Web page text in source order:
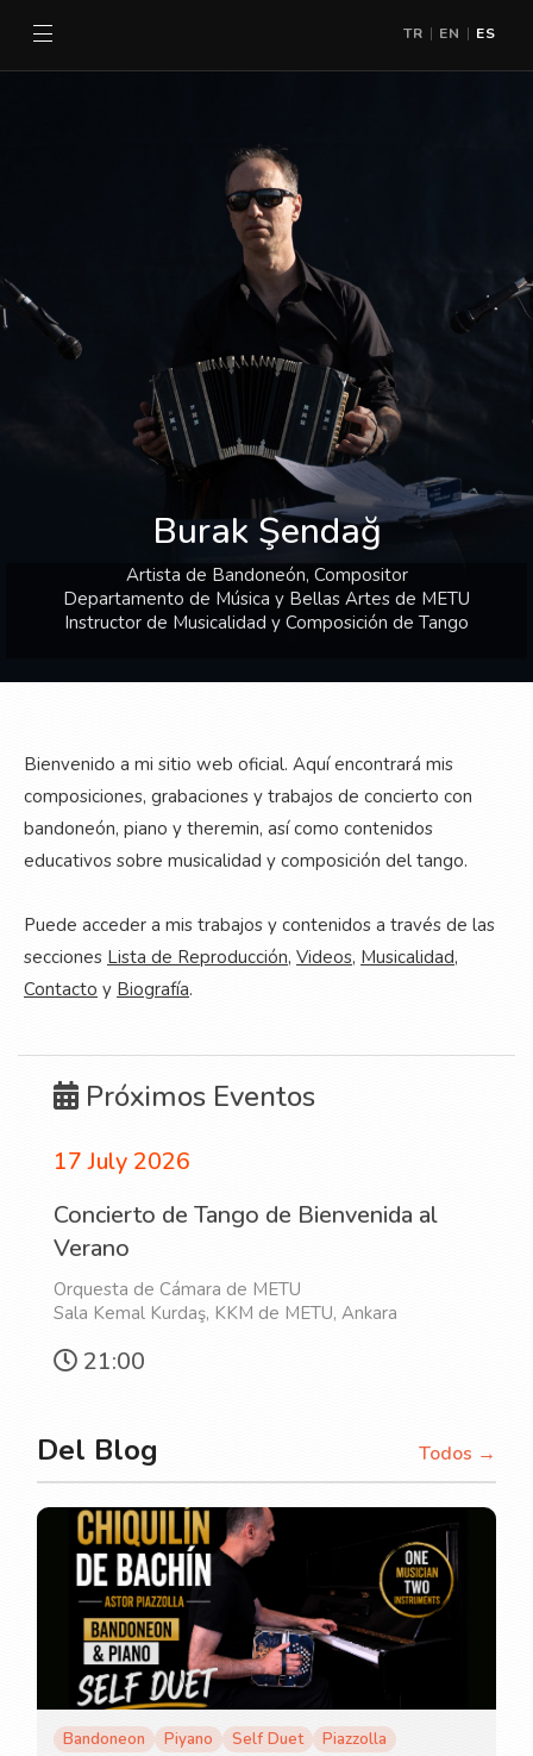
TR | EN | ES
Burak Şendağ
Artista de Bandoneón, Compositor
Departamento de Música y Bellas Artes de METU
Instructor de Musicalidad y Composición de Tango
Bienvenido a mi sitio web oficial. Aquí encontrará mis
composiciones, grabaciones y trabajos de concierto con
bandoneón, piano y theremin, así como contenidos
educativos sobre musicalidad y composición del tango.
Puede acceder a mis trabajos y contenidos a través de las
secciones Lista de Reproducción, Videos, Musicalidad,
Contacto y Biografía.
Próximos Eventos
17 July 2026
Concierto de Tango de Bienvenida al
Verano
Orquesta de Cámara de METU
Sala Kemal Kurdaş, KKM de METU, Ankara
21:00
Del Blog Todos →
Bandoneon Piyano Self Duet Piazzolla